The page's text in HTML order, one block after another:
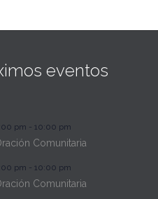
eventos
pm - 10:00 pm
Comunitaria
pm - 10:00 pm
Comunitaria